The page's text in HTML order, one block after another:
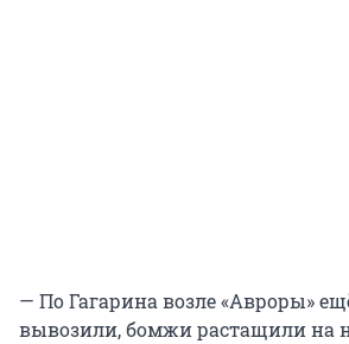
— По Гагарина возле «Авроры»
вывозили, бомжи растащили на